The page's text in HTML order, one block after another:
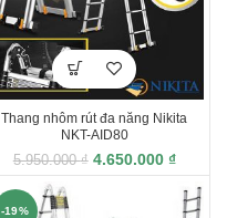
Thang nhôm rút đa năng Nikita
NKT-AID80
5.950.000₫ 4.650.000 ₫
-19%